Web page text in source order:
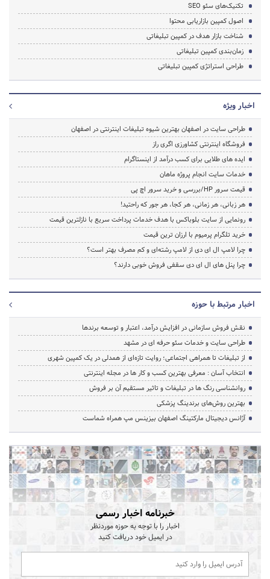
تکنیک‌های سئو SEO
اصول کمپین بازاریابی محتوا
شناخت بازار هدف در کمپین تبلیغاتی
زمان‌بندی کمپین تبلیغاتی
طراحی استراتژی کمپین تبلیغاتی
اخبار ویژه
طراحی سایت در اصفهان بهترین شیوه تبلیغات اینترنتی در اصفهان
فروشگاه اینترنتی کشاورزی اگری راز
ایده های طلایی برای کسب درآمد از اینستاگرام
خدمات سایت انجام پروژه ماهان
قیمت سرور HP/بررسی و خرید سرور اچ پی
هر زبانی، هر زمانی، هر کجا، هر جور که راحتید!
رونمایی از سایت بلوباکس با هدف خدمات پرداخت سریع با نازلترین قیمت
خرید تلگرام پرمیوم با ارزان ترین قیمت
چرا لامپ ال ای دی از لامپ رشته‌ای و کم مصرف بهتر است؟
چرا پنل های ال ای دی سقفی فروش خوبی دارند؟
اخبار مرتبط با حوزه
نقش فروش سازمانی در افزایش درآمد، اعتبار و توسعه برندها
طراحی سایت و خدمات سئو حرفه ای در مشهد
از تبلیغات تا همراهی اجتماعی؛ روایت تازه‌ای از همدلی در یک کمپین شهری
انتخاب آسان : معرفی بهترین کسب و کار ها در مجله اینترنتی
روانشناسی رنگ ها در تبلیغات و تاثیر مستقیم آن بر فروش
بهترین روش‌های برندینگ پزشکی
آژانس دیجیتال مارکتینگ اصفهان بیزینس مپ همراه شماست
خبرنامه اخبار رسمی
اخبار را با توجه به حوزه موردنظر
در ایمیل خود دریافت کنید